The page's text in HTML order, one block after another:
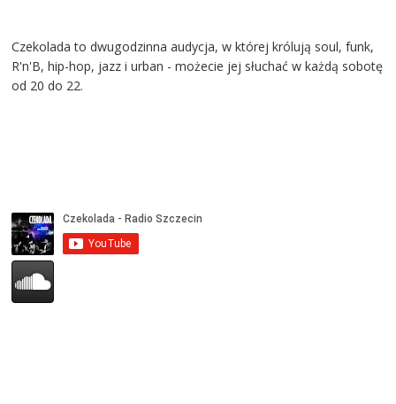
Czekolada to dwugodzinna audycja, w której królują soul, funk,
R'n'B, hip-hop, jazz i urban - możecie jej słuchać w każdą sobotę
od 20 do 22.